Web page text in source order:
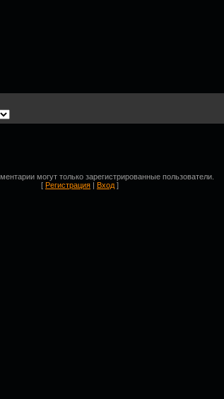
могут только зарегистрированные пользователи.
[ Регистрация | Вход ]